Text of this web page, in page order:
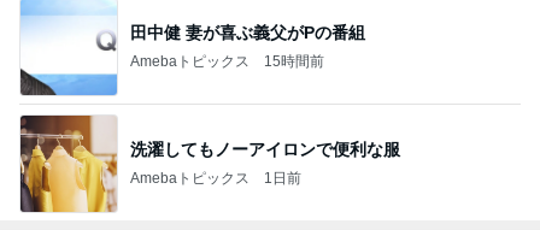
田中健 妻が喜ぶ義父がPの番組
Amebaトピックス 15時間前
洗濯してもノーアイロンで便利な服
Amebaトピックス 1日前